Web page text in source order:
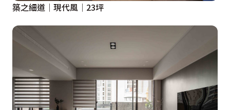
築之細道│現代風│23坪